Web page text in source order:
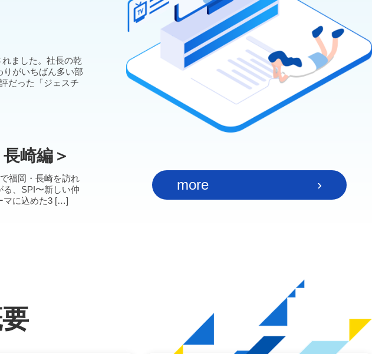
ました。社長の乾
がいちばん多い部
だった「ジェスチ
崎編＞
福岡・長崎を訪れ
る、SPI〜新しい仲
マに込めた3 […]
more ›